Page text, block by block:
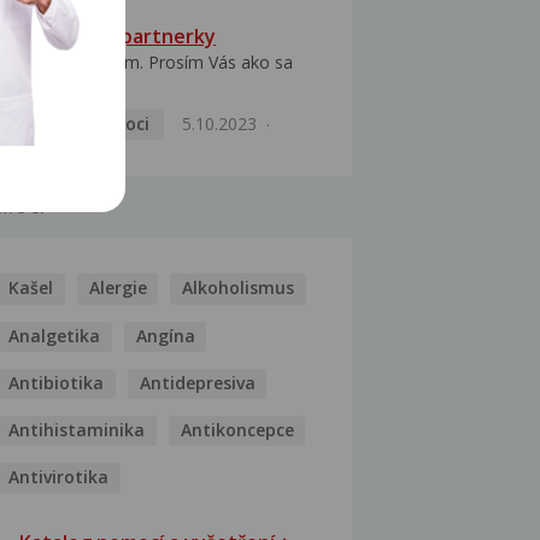
HPV typ 52 u partnerky
Dobrý deň prajem. Prosím Vás ako sa
Pohlavní nemoci
5.10.2023
Kašel Alergie Alkoholismus
Analgetika Angína
Antibiotika Antidepresiva
Antihistaminika Antikoncepce
Antivirotika